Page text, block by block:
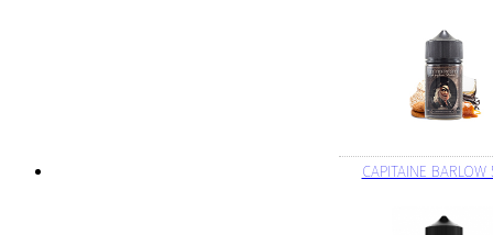
CAPITAINE